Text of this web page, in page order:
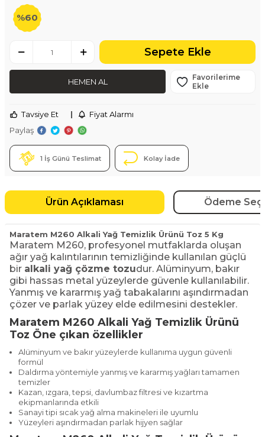
%60
Sepete Ekle
HEMEN AL
Favorilerime
Ekle
Tavsiye Et |
Fiyat Alarmı
Paylaş
1 İş Günü Teslimat Kolay İade
Ürün Açıklaması Ödeme
Maratem M260 Alkali Yağ Temizlik Ürünü Toz 5 Kg
Maratem M260, profesyonel mutfaklarda oluşan
ağır yağ kalıntılarının temizliğinde kullanılan güçlü
bir alkali yağ çözme tozudur. Alüminyum, bakır
gibi hassas metal yüzeylerde güvenle kullanılabilir.
Yanmış ve kararmış yağ tabakalarını aşındırmadan
çözer ve parlak yüzey elde edilmesini destekler.
Maratem M260 Alkali Yağ Temizlik Ürünü
Toz Öne çıkan özellikler
Alüminyum ve bakır yüzeylerde kullanıma uygun güvenli
formül
Daldırma yöntemiyle yanmış ve kararmış yağları tamamen
temizler
Kazan, ızgara, tepsi, davlumbaz filtresi ve kızartma
ekipmanlarında etkili
Sanayi tipi sıcak yağ alma makineleri ile uyumlu
Yüzeyleri aşındırmadan parlak hijyen sağlar